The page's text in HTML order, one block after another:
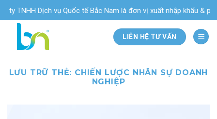
qua
TNHH Dịch vụ Quốc tế Bắc Nam là đơn vị xuất nhập khẩu &
LIÊN HỆ TƯ VẤN
LƯU TRỮ THẺ: CHIẾN LƯỢC NHÂN SỰ DOANH
NGHIỆP